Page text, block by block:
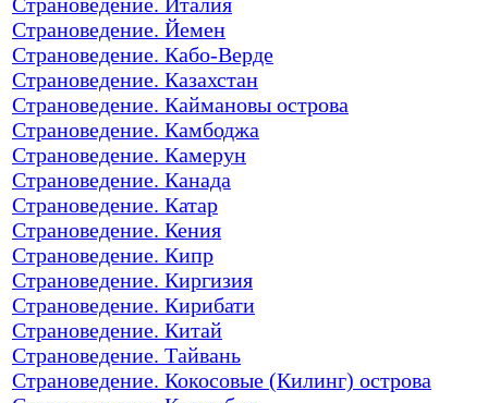
Страноведение. Йемен
Страноведение. Кабо-Верде
Страноведение. Казахстан
Страноведение. Каймановы острова
Страноведение. Камбоджа
Страноведение. Камерун
Страноведение. Канада
Страноведение. Катар
Страноведение. Кения
Страноведение. Кипр
Страноведение. Киргизия
Страноведение. Кирибати
Страноведение. Китай
Страноведение. Тайвань
Страноведение. Кокосовые (Килинг) острова